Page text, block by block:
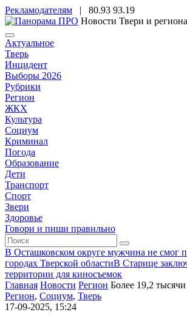
Рекламодателям | 80.93 93.19
Новости Твери и региона
Актуальное
Тверь
Инцидент
Выборы 2026
Рубрики
Регион
ЖКХ
Культура
Социум
Криминал
Погода
Образование
Дети
Транспорт
Спорт
Звери
Здоровье
Говори и пиши правильно
В Осташковском округе мужчина не смог
городах Тверской областиВ Старице
территории для киносъемок
Главная Новости Регион Более 19,2
Регион, Социум, Тверь
17-09-2025, 15:24